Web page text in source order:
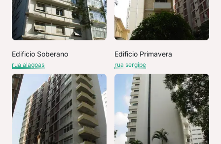
Edificio Soberano
rua alagoas
Edificio Primavera
rua sergipe